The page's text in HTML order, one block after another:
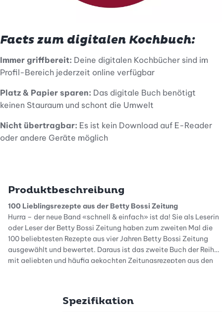
Facts zum digitalen Kochbuch:
Immer griffbereit: Deine digitalen Kochbücher sind im
Profil-Bereich jederzeit online verfügbar
Platz & Papier sparen: Das digitale Buch benötigt
keinen Stauraum und schont die Umwelt
Nicht übertragbar: Es ist kein Download auf E-Reader
oder andere Geräte möglich
Produktbeschreibung
100 Lieblingsrezepte aus der Betty Bossi Zeitung
Hurra – der neue Band «schnell & einfach» ist da! Sie als Leserin
oder Leser der Betty Bossi Zeitung haben zum zweiten Mal die
100 beliebtesten Rezepte aus vier Jahren Betty Bossi Zeitung
ausgewählt und bewertet. Daraus ist das zweite Buch der Reihe
mit geliebten und häufig gekochten Zeitungsrezepten aus den
In Schweizer Haushalten erprobt und bewährt
Spezifikation